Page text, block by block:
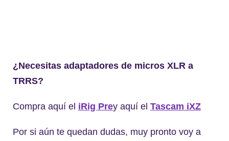
¿Necesitas adaptadores de micros XLR a
TRRS?
Compra aquí el iRig Prey aquí el Tascam iXZ
Por si aún te quedan dudas, muy pronto voy a